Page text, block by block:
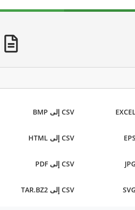
CSV إلى BMP
CSV إلى HTML
CSV إلى PDF
CSV إلى TAR.BZ2